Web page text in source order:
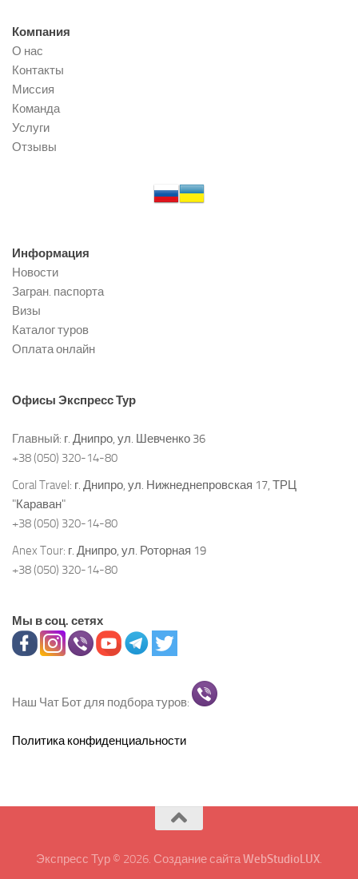
Компания
О нас
Контакты
Миссия
Команда
Услуги
Отзывы
Информация
Новости
Загран. паспорта
Визы
Каталог туров
Оплата онлайн
Офисы Экспресс Тур
Главный: г. Днипро, ул. Шевченко 36
+38 (050) 320-14-80
Coral Travel: г. Днипро, ул. Нижнеднепровская 17, ТРЦ
"Караван"
+38 (050) 320-14-80
Anex Tour: г. Днипро, ул. Роторная 19
+38 (050) 320-14-80
Мы в соц. сетях
Наш Чат Бот для подбора туров:
Политика конфиденциальности
Экспресс Тур © 2026. Создание сайтаWebStudioLUX.